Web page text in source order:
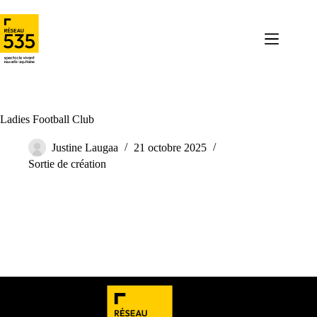
Ladies Football Club
Justine Laugaa
21 octobre 2025
Sortie de création